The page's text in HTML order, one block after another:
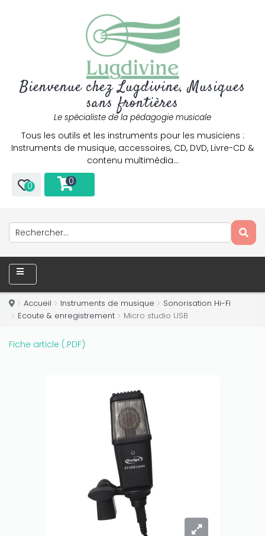
Bienvenue chez Lugdivine, Musiques
sans frontières
Le spécialiste de la pédagogie musicale
Tous les outils et les instruments pour les musiciens :
Instruments de musique, accessoires, CD, DVD, Livre-CD &
contenu multimédia…
0 0
Accueil Instruments de musique
Sonorisation Hi-Fi
Ecoute & enregistrement
Micro studio USB
Fiche article (.PDF)